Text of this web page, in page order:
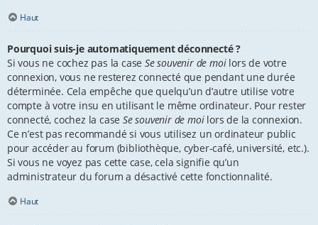
Haut
Pourquoi suis-je automatiquement déconnecté ?
Si vous ne cochez pas la case Se souvenir de moilors de votre
connexion, vous ne resterez connecté que pendant une durée
déterminée. Cela empêche que quelqu’un d’autre utilise votre
compte à votre insu en utilisant le même ordinateur. Pour rester
connecté, cochez la caseSe souvenir de moilors de la connexion.
Ce n’est pas recommandé si vous utilisez un ordinateur public
pour accéder au forum (bibliothèque, cyber-café, université, etc.).
Si vous ne voyez pas cette case, cela signifie qu’un
administrateur du forum a désactivé cette fonctionnalité.
Haut